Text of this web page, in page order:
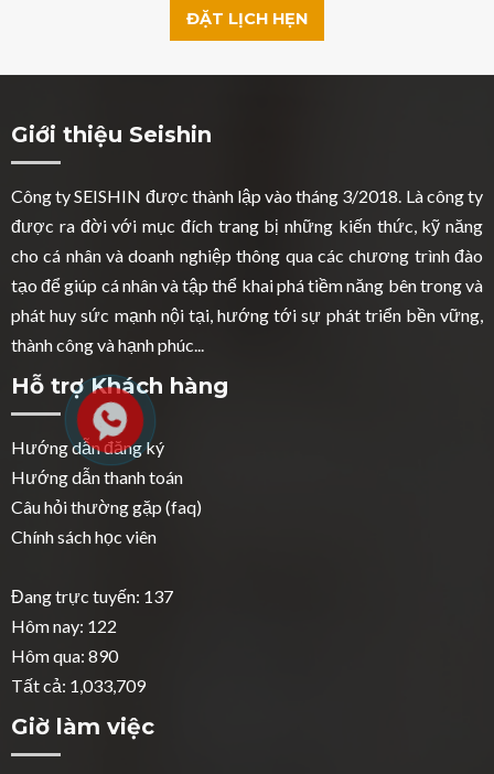
ĐẶT LỊCH HẸN
Giới thiệu Seishin
Công ty SEISHIN được thành lập vào tháng 3/2018. Là công ty
được ra đời với mục đích trang bị những kiến thức, kỹ năng
cho cá nhân và doanh nghiệp thông qua các chương trình đào
tạo để giúp cá nhân và tập thể khai phá tiềm năng bên trong và
phát huy sức mạnh nội tại, hướng tới sự phát triển bền vững,
thành công và hạnh phúc...
Hỗ trợ Khách hàng
Hướng dẫn đăng ký
Hướng dẫn thanh toán
Câu hỏi thường gặp (faq)
Chính sách học viên
Đang trực tuyến: 137
Hôm nay: 122
Hôm qua: 890
Tất cả: 1,033,709
Giờ làm việc